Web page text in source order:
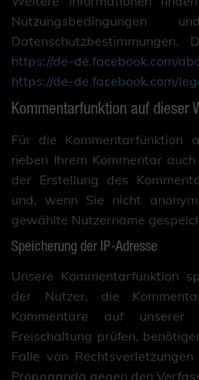
Nutzungsbedingungen
https://de-de.facebook.com/
https://de-de.facebook.com/
Kommentarfunktion auf dieser
Für die Kommentarfunktion
neben Ihrem Kommentar
der Erstellung des
und, wenn Sie nicht
gewählte Nutzername
Speicherung der IP-Adresse
Unsere Kommentarfunktion
der Nutzer, die
Kommentare auf
Freischaltung prüfen,
Falle von
Propaganda gegen den